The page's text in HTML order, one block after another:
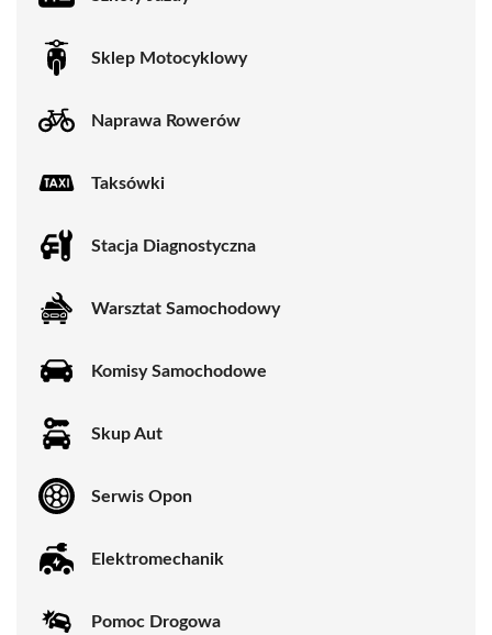
Sklep Motocyklowy
Naprawa Rowerów
Taksówki
Stacja Diagnostyczna
Warsztat Samochodowy
Komisy Samochodowe
Skup Aut
Serwis Opon
Elektromechanik
Pomoc Drogowa